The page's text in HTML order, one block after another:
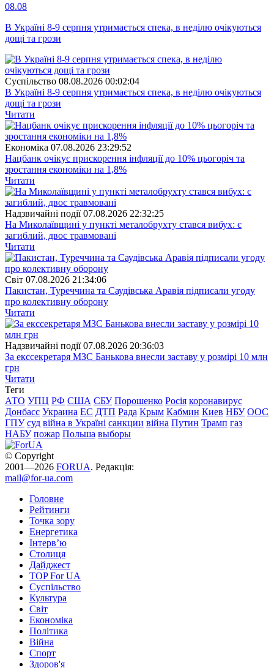
08.08
В Україні 8-9 серпня утримається спека, в неділю очікуються
дощі та грози
Суспiльство 08.08.2026 00:02:04
В Україні 8-9 серпня утримається спека, в неділю очікуються
дощі та грози
Читати
Економіка 07.08.2026 23:29:52
Нацбанк очікує прискорення інфляції до 10% цьогоріч та
зростання економіки на 1,8%
Читати
Надзвичайні події 07.08.2026 22:32:25
На Миколаївщині у пункті металобрухту стався вибух: є
загиблий, двоє травмовані
Читати
Свiт 07.08.2026 21:34:06
Пакистан, Туреччина та Саудівська Аравія підписали угоду
про колективну оборону
Читати
Надзвичайні події 07.08.2026 20:36:03
За екссекретаря МЗС Банькова внесли заставу у розмірі 10 млн
грн
Читати
Теги
АТО УПЦ РФ США СБУ Порошенко Росія коронавирус
Донбасс Украина ЕС ДТП Рада Крым Кабмин Киев НБУ ООС
ГПУ суд війна в Україні санкции війна Путин Трамп газ
НАБУ пожар Польша выборы
© Copyright
2001—2026 FORUA. Редакція:
mail@for-ua.com
Головне
Рейтинги
Точка зору
Енергетика
Інтерв’ю
Столиця
Дайджест
TOP For UA
Суспiльство
Культура
Світ
Економіка
Політика
Війна
Спорт
Здоров'я